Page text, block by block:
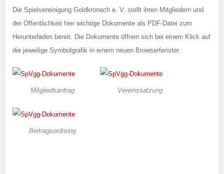
Die Spielvereinigung Goldkronach e. V. stellt ihren Mitgliedern und
der Öffentlichkeit hier wichtige Dokumente als PDF-Datei zum
Herunterladen bereit. Die Dokumente öffnen sich bei einem Klick auf
die jeweilige Symbolgrafik in einem neuen Browserfenster.
Mitgliedsantrag Vereinssatzung
Beitragsordnung